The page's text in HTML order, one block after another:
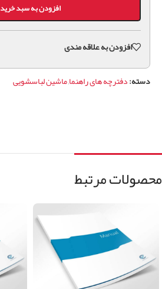
افزودن به سبد خرید
افزودن به علاقه مندی
دسته:دفترچه های راهنما,ماشین لباسشویی
محصولات مرتبط